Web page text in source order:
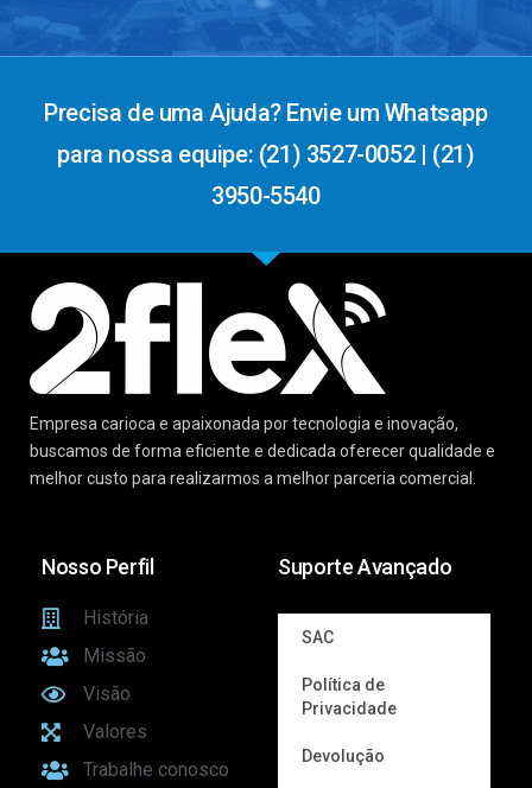
Precisa de uma Ajuda? Envie um Whatsapp
para nossa equipe: (21) 3527-0052 | (21)
3950-5540
Empresa carioca e apaixonada por tecnologia e inovação,
buscamos de forma eficiente e dedicada oferecer qualidade e
melhor custo para realizarmos a melhor parceria comercial.
Nosso Perfil
História
Missão
Visão
Valores
Trabalhe conosco
Suporte Avançado
SAC
Política de
Privacidade
Devolução